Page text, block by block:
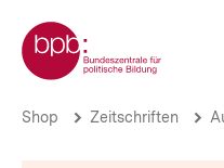
zum
Seiteninhalt
springen
Zur Startseite der bpb
Umweltpolitik
Nachhaltigkeit
Brotkrümelnavigation
Shop Zeitschriften